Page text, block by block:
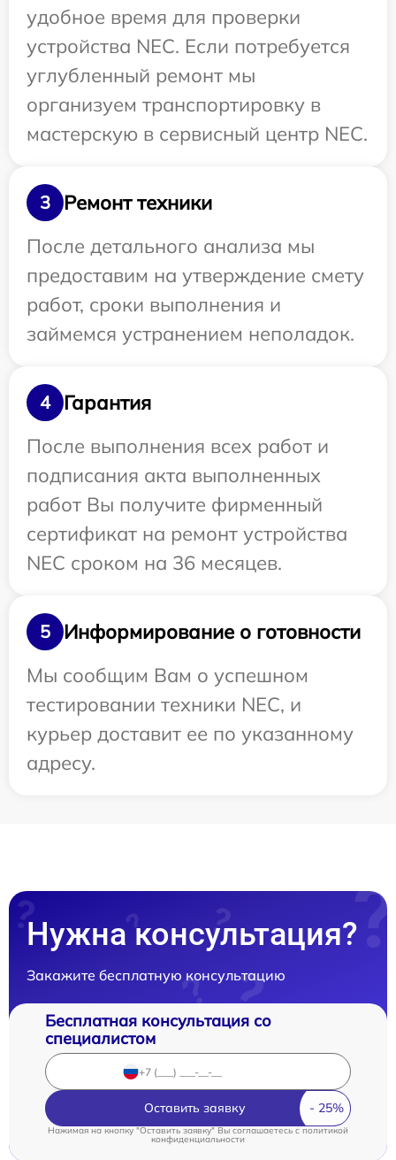
удобное время для проверки
устройства NEC. Если потребуется
углубленный ремонт мы
организуем транспортировку в
мастерскую в сервисный центр NEC.
3
Ремонт техники
После детального анализа мы
предоставим на утверждение смету
работ, сроки выполнения и
займемся устранением неполадок.
4
Гарантия
После выполнения всех работ и
подписания акта выполненных
работ Вы получите фирменный
сертификат на ремонт устройства
NEC сроком на 36 месяцев.
5
Информирование о готовности
Мы сообщим Вам о успешном
тестировании техники NEC, и
курьер доставит ее по указанному
адресу.
Нужна консультация?
Закажите бесплатную консультацию
Бесплатная консультация со
специалистом
Оставить заявку
Нажимая на кнопку "Оставить заявку" Вы соглашаетесь c политикой
конфиденциальности